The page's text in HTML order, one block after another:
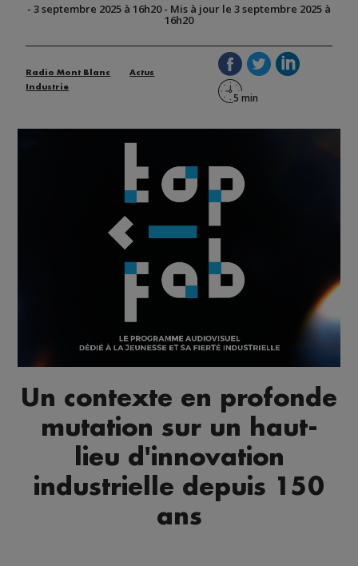
- 3 septembre 2025 à 16h20- Mis à jour le 3 septembre 2025 à
16h20
Radio Mont Blanc
Actus
Industrie
Un contexte en profonde
mutation sur un haut-
lieu d'innovation
industrielle depuis 150
ans